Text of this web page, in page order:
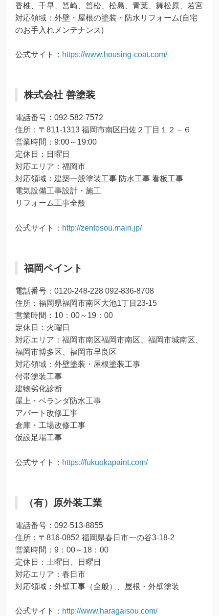
香椎、千早、筥崎、筥松、松島、青葉、舞松原、若宮
対応領域：外壁・屋根の塗装・防水リフォーム(自宅
のお手入れメンテナンス)
公式サイト： https://www.housing-coat.com/
株式会社 善塗装
電話番号：092-582-7572
住所：〒811-1313 福岡市南区曰佐２丁目１２－６
営業時間：9:00～19:00
定休日：日曜日
対応エリア：福岡市
対応領域：建築一般塗装工事 防水工事 看板工事
電気設備工事設計・施工
リフォーム工事全般
公式サイト： http://zentosou.main.jp/
福岡ペイント
電話番号：0120-248-228 092‐836‐8708
住所：福岡県福岡市南区大池1丁目23-15
営業時間：10：00～19：00
定休日：火曜日
対応エリア：福岡市南区福岡市南区、福岡市城南区、
福岡市博多区、福岡市早良区
対応領域：外壁塗装・屋根塗装工事
付帯塗装工事
建物劣化診断
屋上・ベランダ防水工事
アパート改修工事
倉庫・工場改修工事
仮設足場工事
公式サイト： https://fukuokapaint.com/
（有）原外装工業
電話番号：092-513-8855
住所：〒816-0852 福岡県春日市一の谷3-18-2
営業時間：9：00～18：00
定休日：土曜日、日曜日
対応エリア：春日市
対応領域：外壁工事（全般）、屋根・外壁塗装
公式サイト： http://www.haragaisou.com/